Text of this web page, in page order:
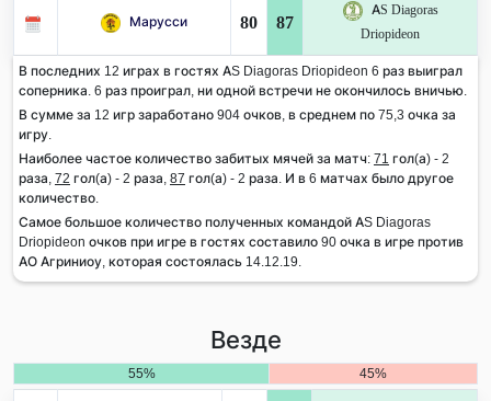
Марусси 80 87
AS Diagoras
Driopideon
В последних 12 играх в гостях AS Diagoras Driopideon 6 раз выиграл
соперника. 6 раз проиграл, ни одной встречи не окончилось вничью.
В сумме за 12 игр заработано 904 очков, в среднем по 75,3 очка за
игру.
Наиболее частое количество забитых мячей за матч: 71 гол(а) - 2
раза, 72 гол(а) - 2 раза, 87 гол(а) - 2 раза. И в 6 матчах было другое
количество.
Самое большое количество полученных командой AS Diagoras
Driopideon очков при игре в гостях составило 90 очка в игре против
АО Агриниоу, которая состоялась 14.12.19.
Везде
55% 45%